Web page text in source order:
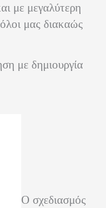
με μεγαλύτερη
μας διακαώς
με δημιουργία
Ο σχεδιασμός